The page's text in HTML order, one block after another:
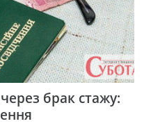
брак стажу: